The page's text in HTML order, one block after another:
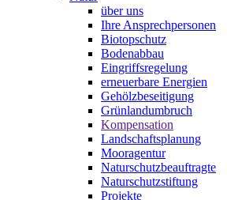
über uns
Ihre Ansprechpersonen
Biotopschutz
Bodenabbau
Eingriffsregelung
erneuerbare Energien
Gehölzbeseitigung
Grünlandumbruch
Kompensation
Landschaftsplanung
Mooragentur
Naturschutzbeauftragte
Naturschutzstiftung
Projekte